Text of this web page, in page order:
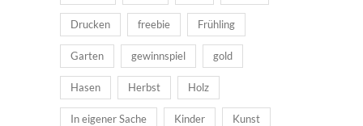
Drucken freebie Frühling
Garten gewinnspiel gold
Hasen Herbst Holz
In eigener Sache Kinder Kunst